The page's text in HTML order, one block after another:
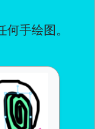
手绘图。